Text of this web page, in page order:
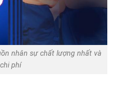
nhân sự chất lượng nhất và
phí